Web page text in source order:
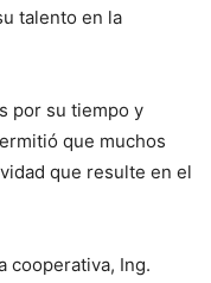
talento en la
por su tiempo y
que muchos
que resulte en el
cooperativa, Ing.